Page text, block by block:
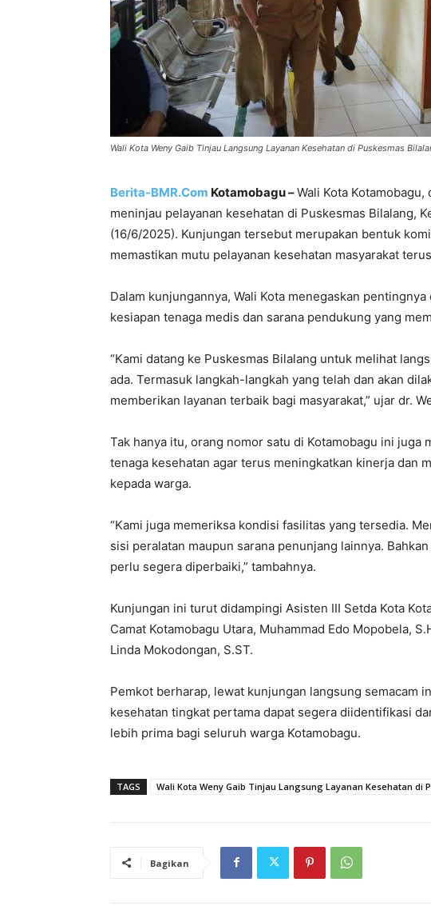
Wali Kota Weny Gaib Tinjau Langsung Layanan Kesehatan di Puskesmas
Berita-BMR.Com Kotamobagu –Wali Kota
meninjau pelayanan kesehatan di Puskesmas Bilalang,
(16/6/2025). Kunjungan tersebut merupakan bentuk
memastikan mutu pelayanan kesehatan masyarakat
Dalam kunjungannya, Wali Kota menegaskan
kesiapan tenaga medis dan sarana pendukung yang
“Kami datang ke Puskesmas Bilalang untuk melihat
ada. Termasuk langkah-langkah yang telah dan akan
memberikan layanan terbaik bagi masyarakat,” ujar dr.
Tak hanya itu, orang nomor satu di Kotamobagu ini juga
tenaga kesehatan agar terus meningkatkan kinerja dan
kepada warga.
“Kami juga memeriksa kondisi fasilitas yang tersedia.
sisi peralatan maupun sarana penunjang lainnya.
perlu segera diperbaiki,” tambahnya.
Kunjungan ini turut didampingi Asisten III Setda Kota
Camat Kotamobagu Utara, Muhammad Edo Mopobela,
Linda Mokodongan, S.ST.
Pemkot berharap, lewat kunjungan langsung semacam
kesehatan tingkat pertama dapat segera diidentifikasi
lebih prima bagi seluruh warga Kotamobagu.
TAGS Wali Kota Weny Gaib Tinjau Langsung Layanan Kesehatan di
Bagikan